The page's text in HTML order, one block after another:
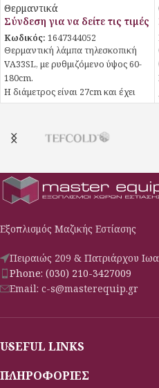
Θερμαντικά
Σύνδεση για να δείτε τις τιμές
Κωδικός: 1647344052
Θερμαντική λάμπα τηλεσκοπική
VA33SL, με ρυθμιζόμενο ύψος 60-
180cm.
H διάμετρος είναι 27cm και έχει
ισχύ 250watt. Χρωματισμός ασημί.
Εξοπλισμός Μαζικής Εστίασης
Πειραιώς 209 & Πατριάρχου
Phone: (030) 210-3427009
Email: c-s@masterequip.gr
USEFUL LINKS
ΠΛΗΡΟΦΟΡΙΕΣ